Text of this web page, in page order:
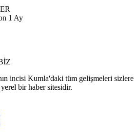
1 Ay
incisi Kumla'daki tüm gelişmeleri sizlere
bir haber sitesidir.